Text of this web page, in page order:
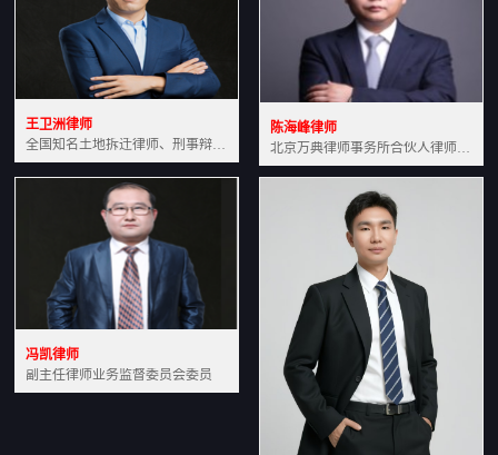
王卫洲律师
全国知名土地拆迁律师、刑事辩护律师北京万典律师事务所主任中国法学会会员北京市行政法研究会理事
陈海峰律师
北京万典律师事务所合伙人律师土地房产专业资深律师
冯凯律师
副主任律师业务监督委员会委员